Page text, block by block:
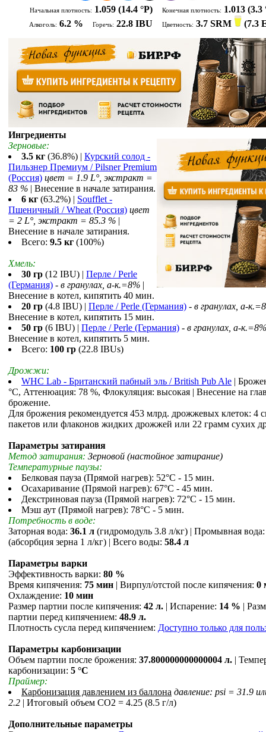
Начальная плотность: 1.059 (14.4 °P) Конечная плотность: 1.013 (3.3
Алкоголь: 6.2 % Горечь: 22.8 IBU Цветность: 3.7 SRM (7.3
Ингредиенты
Зерновые:
3.5 кг (36.8%) | Курский солод -
Пильзнер Премиум / Pilsner Premium
(Россия) цвет = 1.9 L°, экстракт =
83 % | Внесение в начале затирания.
6 кг (63.2%) | Soufflet -
Пшеничный / Wheat (Россия) цвет
= 2 L°, экстракт = 85.3 % |
Внесение в начале затирания.
Всего: 9.5 кг (100%)
Хмель:
30 гр (12 IBU) | Перле / Perle
(Германия) - в гранулах, a-к.=8% |
Внесение в котел, кипятить 40 мин.
20 гр (4.8 IBU) | Перле / Perle (Германия) - в гранулах, a-
Внесение в котел, кипятить 15 мин.
50 гр (6 IBU) | Перле / Perle (Германия) - в гранулах, a-к.=8%
Внесение в котел, кипятить 5 мин.
Всего: 100 гр (22.8 IBUs)
Дрожжи:
WHC Lab - Британский пабный эль / British Pub Ale |
°С, Аттенюация: 78 %, Флокуляция: высокая | Внесение на
брожение.
Для брожения рекомендуется 453 млрд. дрожжевых клеток: 4
пакетов или флаконов жидких дрожжей или 22 грамм сухих
Параметры затирания
Метод затирания: Зерновой (настойное затирание)
Температурные паузы:
Белковая пауза (Прямой нагрев): 52°С - 15 мин.
Осахаривание (Прямой нагрев): 67°С - 45 мин.
Декстриновая пауза (Прямой нагрев): 72°С - 15 мин.
Мэш аут (Прямой нагрев): 78°С - 5 мин.
Потребность в воде:
Заторная вода: 36.1 л (гидромодуль 3.8 л/кг) | Промывная
(абсорбция зерна 1 л/кг) | Всего воды: 58.4 л
Параметры варки
Эффективность варки: 80 %
Время кипячения: 75 мин | Вирпул/отстой после кипячения: 0
Охлаждение: 10 мин
Размер партии после кипячения: 42 л. | Испарение: 14 % |
партии перед кипячением: 48.9 л.
Плотность сусла перед кипячением: Доступно только для
Параметры карбонизации
Объем партии после брожения: 37.800000000000004 л. |
карбонизации: 5 °С
Праймер:
Карбонизация давлением из баллона давление: psi = 31.9
2.2 | Итоговый объем СO2 = 4.25 (8.5 г/л)
Дополнительные параметры